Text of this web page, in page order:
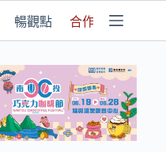
暢觀點 合作媒體